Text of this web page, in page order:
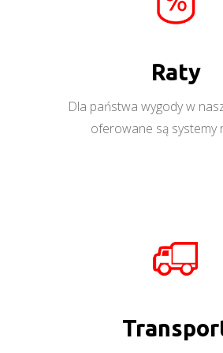
Raty
Dla państwa wygody w
oferowane są systemy